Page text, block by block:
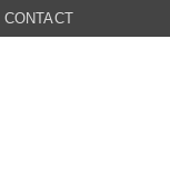
CONTACT